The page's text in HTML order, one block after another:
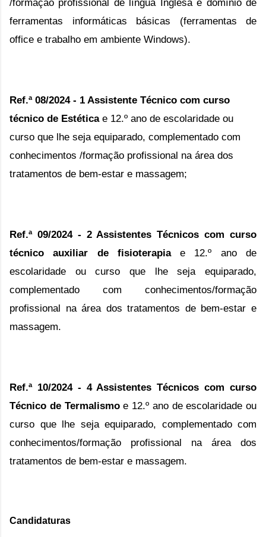
/formação profissional de língua Inglesa e domínio de
ferramentas informáticas básicas (ferramentas de
office e trabalho em ambiente Windows).
Ref.ª 08/2024 - 1 Assistente Técnico com curso
técnico de Estéticae 12.º ano de escolaridade ou
curso que lhe seja equiparado, complementado com
conhecimentos /formação profissional na área dos
tratamentos de bem-estar e massagem;
Ref.ª 09/2024 - 2 Assistentes Técnicos com curso
técnico auxiliar de fisioterapiae 12.º ano de
escolaridade ou curso que lhe seja equiparado,
complementado com conhecimentos/formação
profissional na área dos tratamentos de bem-estar e
massagem.
Ref.ª 10/2024 - 4 Assistentes Técnicos com curso
Técnico de Termalismoe 12.º ano de escolaridade ou
curso que lhe seja equiparado, complementado com
conhecimentos/formação profissional na área dos
tratamentos de bem-estar e massagem.
Candidaturas